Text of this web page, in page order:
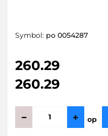
Symbol: po 0054287
260.29
260.29
op